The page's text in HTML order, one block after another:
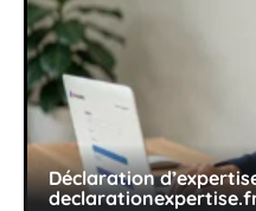
Déclaration